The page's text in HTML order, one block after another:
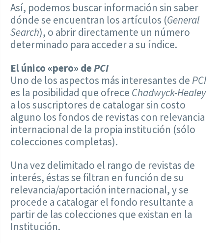
Así, podemos buscar información sin saber
dónde se encuentran los artículos (General
Search), o abrir directamente un número
determinado para acceder a su índice.
El único «pero» dePCI
Uno de los aspectos más interesantes dePCI
es la posibilidad que ofrece Chadwyck-Healey
a los suscriptores de catalogar sin costo
alguno los fondos de revistas con relevancia
internacional de la propia institución (sólo
colecciones completas).
Una vez delimitado el rango de revistas de
interés, éstas se filtran en función de su
relevancia/aportación internacional, y se
procede a catalogar el fondo resultante a
partir de las colecciones que existan en la
Institución.